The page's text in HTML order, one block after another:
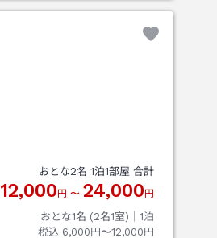
おとな2名 1泊1部屋 合計
12,000 円 〜 24,000 円
おとな1名 (2名1室)｜ 1泊
税込 6,000円〜12,000円